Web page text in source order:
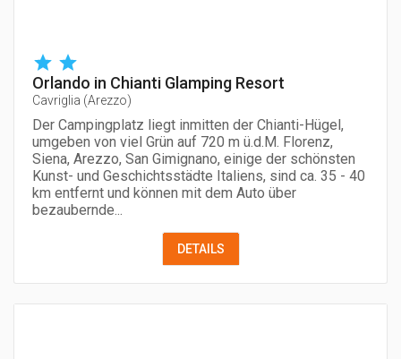
Orlando in Chianti Glamping Resort
Cavriglia (Arezzo)
Der Campingplatz liegt inmitten der Chianti-Hügel,
umgeben von viel Grün auf 720 m ü.d.M. Florenz,
Siena, Arezzo, San Gimignano, einige der schönsten
Kunst- und Geschichtsstädte Italiens, sind ca. 35 - 40
km entfernt und können mit dem Auto über
bezaubernde...
DETAILS